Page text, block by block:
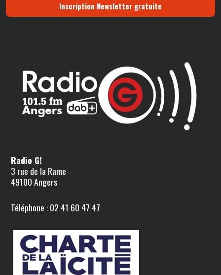
Inscription Newsletter gratuite
Radio G!
3 rue de la Rame
49100 Angers
Téléphone : 02 41 60 47 47